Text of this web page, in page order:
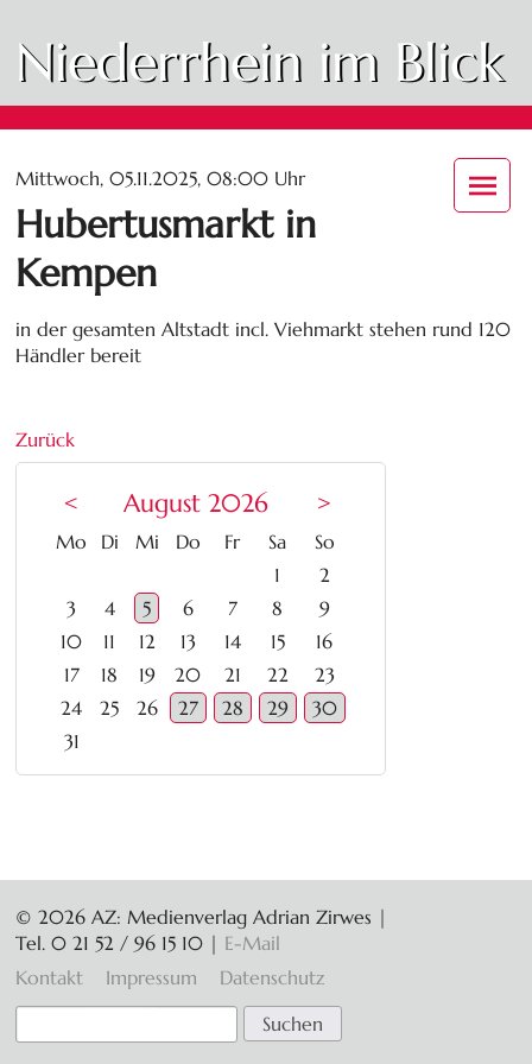
Niederrhein im Blick
Mittwoch, 05.11.2025, 08:00 Uhr
Hubertusmarkt in
Kempen
in der gesamten Altstadt incl. Viehmarkt stehen rund 120
Händler bereit
Zurück
< August 2026 >
Mo ntag
Dienstag
Mittwoch
Donnerstag
Freitag
Samstag
Sonntag
1
2
3
4 5 6 7 8
9
10
11 12 13 14 15
16
17
18 19 20 21 22
23
24
25 26 27 28 29
30
31
© 2026 AZ: Medienverlag Adrian Zirwes |
Tel. 0 21 52 / 96 15 10 | E-Mail
Navigation
überspringen
Kontakt Impressum Datenschutz